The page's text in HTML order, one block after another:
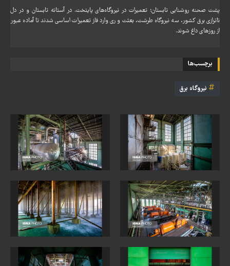
پشت صحنه روشنایی تابستان؛ تعمیرات در نیروگاه‌های پایتخت. در آستانه تابستان و در دل
ناترازی برق کشور، سه نیروگاه طرشت، بعثت و ری وارد فاز تعمیرات اساسی شدند تا آماده عبور
از روزهای داغ شوند.
برچسب‌ها
نيروگاه برق